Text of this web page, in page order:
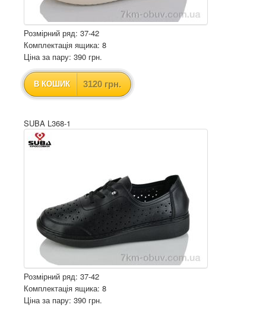
Розмірний ряд: 37-42
Комплектація ящика: 8
Ціна за пару: 390 грн.
В КОШИК 3120 грн.
SUBA L368-1
Розмірний ряд: 37-42
Комплектація ящика: 8
Ціна за пару: 390 грн.